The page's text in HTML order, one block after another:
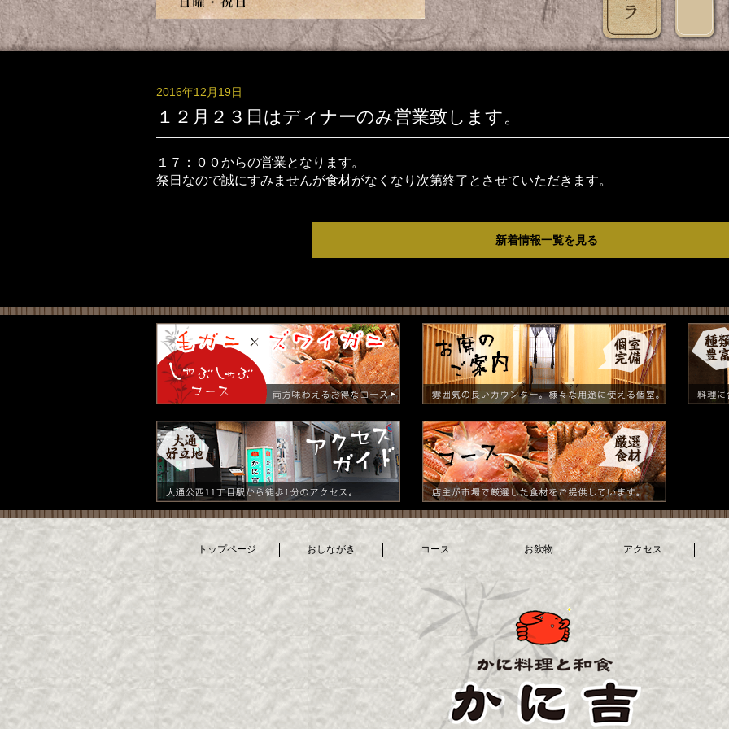
2016年12月19日
１２月２３日はディナーのみ営業致します。
１７：００からの営業となります。
祭日なので誠にすみませんが食材がなくなり次第終了とさせていただきます。
新着情報一覧を見る
トップページ おしながき コース お飲物 アクセス